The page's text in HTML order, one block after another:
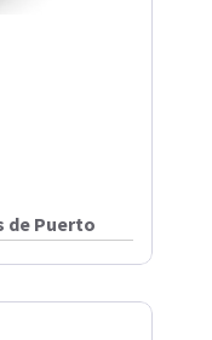
de Puerto